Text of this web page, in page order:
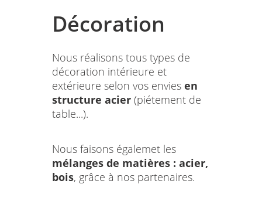
Décoration
Nous réalisons tous types de
décoration intérieure et
extérieure selon vos envies en
structure acier (piétement de
table...).
Nous faisons égalemet les
mélanges de matières : acier,
bois, grâce à nos partenaires.